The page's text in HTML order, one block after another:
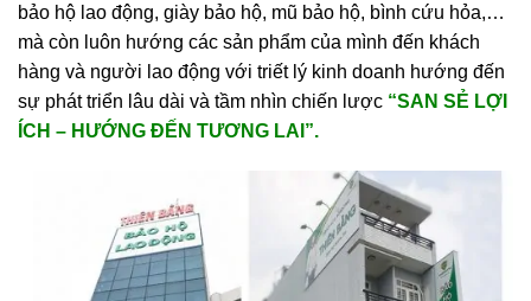
bảo hộ lao động, giày bảo hộ, mũ bảo hộ, bình cứu hỏa,…
mà còn luôn hướng các sản phẩm của mình đến khách
hàng và người lao động với triết lý kinh doanh hướng đến
sự phát triển lâu dài và tầm nhìn chiến lược “SAN SẺ LỢI
ÍCH – HƯỚNG ĐẾN TƯƠNG LAI”.